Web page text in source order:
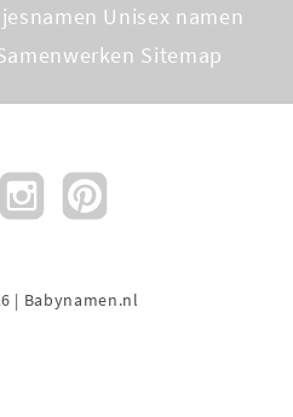
Unisex namen
Sitemap
| Babynamen.nl